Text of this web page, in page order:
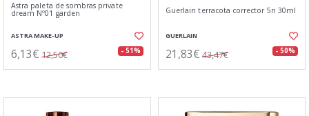
Astra paleta de sombras private
dream Nº01 garden
ASTRA MAKE-UP
6,13€ 12,50€ - 51%
Guerlain terracota corrector 5n 30ml
GUERLAIN
21,83€ 43,47€ - 50%